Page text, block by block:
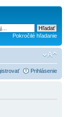
Pokročilé hľadanie
Prihlásenie